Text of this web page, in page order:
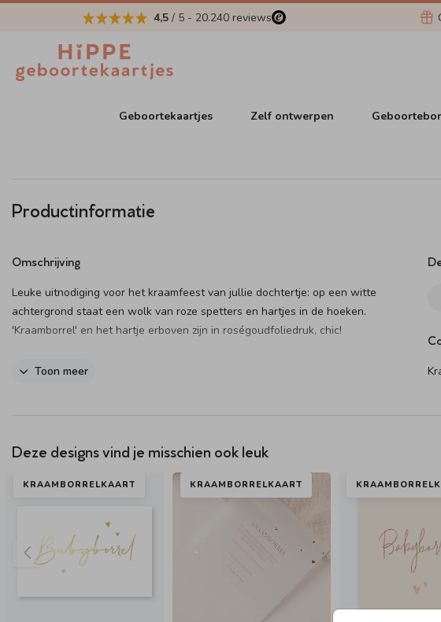
4,5 / 5 - 20.240 reviews
Geboortekaartjes Zelf ontwerpen
Productinformatie
Omschrijving
Leuke uitnodiging voor het kraamfeest van jullie dochtertje: op een witte
achtergrond staat een wolk van roze spetters en hartjes in de hoeken.
'Kraamborrel' en het hartje erboven zijn in roségoudfoliedruk, chic!
Dit product maakt onderdeel uit van
Toon meer
Deze designs vind je misschien ook leuk
KRAAMBORRELKAART KRAAMBORRELKAART